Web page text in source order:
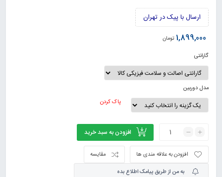
ارسال با پیک در تهران
1,899,000 تومان
گارانتی
مدل دوربین
پاک کردن
افزودن به سبد خرید
مقایسه
افزودن به علاقه مندی ها
به من از طریق پیامک اطلاع بده